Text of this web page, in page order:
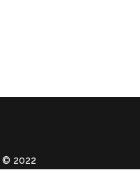
© 2022